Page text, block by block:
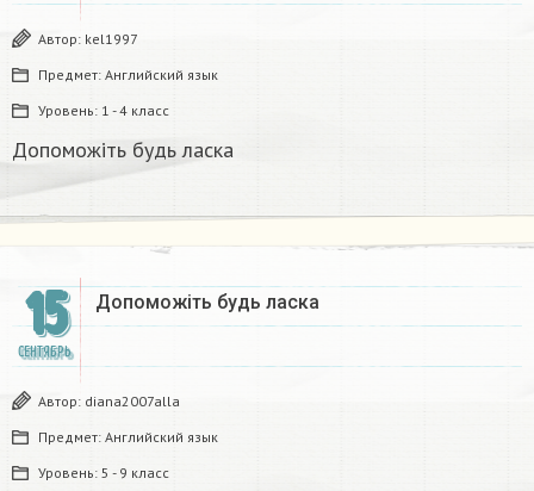
Автор: kel1997
Предмет: Английский язык
Уровень: 1 - 4 класс
Допоможіть будь ласка​
15
СЕНТЯБРЬ
Допоможіть будь ласка​
Автор: diana2007alla
Предмет: Английский язык
Уровень: 5 - 9 класс